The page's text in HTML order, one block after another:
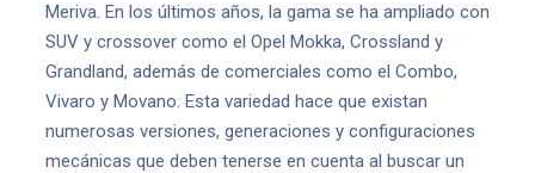
Meriva. En los últimos años, la gama se ha ampliado con
SUV y crossover como el Opel Mokka, Crossland y
Grandland, además de comerciales como el Combo,
Vivaro y Movano. Esta variedad hace que existan
numerosas versiones, generaciones y configuraciones
mecánicas que deben tenerse en cuenta al buscar un